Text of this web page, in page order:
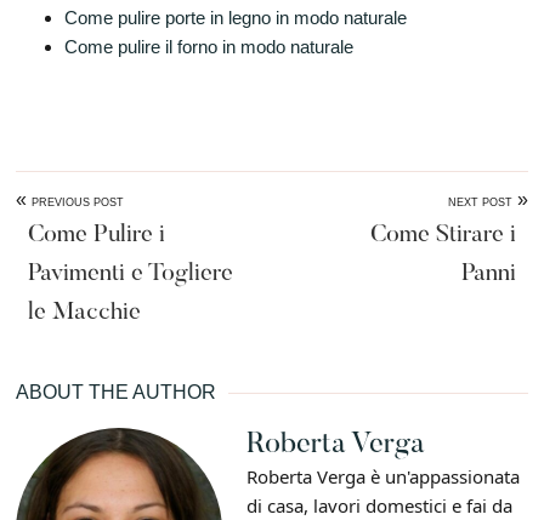
Come pulire porte in legno in modo naturale​
Come pulire il forno in modo naturale​
« PREVIOUS POST
Come Pulire i
Pavimenti e Togliere
le Macchie
NEXT POST »
Come Stirare i
Panni
ABOUT THE AUTHOR
Roberta Verga
Roberta Verga è un'appassionata
di casa, lavori domestici e fai da